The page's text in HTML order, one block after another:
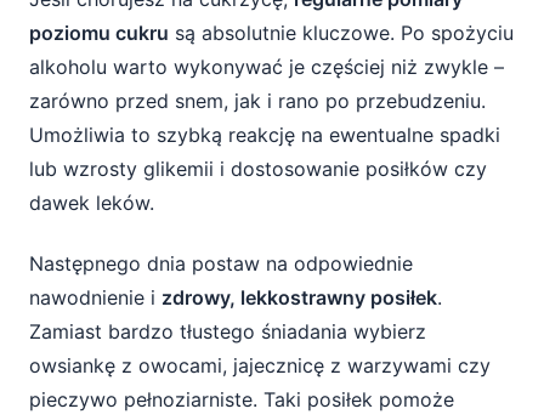
poziomu cukru są absolutnie kluczowe. Po spożyciu
alkoholu warto wykonywać je częściej niż zwykle –
zarówno przed snem, jak i rano po przebudzeniu.
Umożliwia to szybką reakcję na ewentualne spadki
lub wzrosty glikemii i dostosowanie posiłków czy
dawek leków.
Następnego dnia postaw na odpowiednie
nawodnienie i zdrowy, lekkostrawny posiłek.
Zamiast bardzo tłustego śniadania wybierz
owsiankę z owocami, jajecznicę z warzywami czy
pieczywo pełnoziarniste. Taki posiłek pomoże